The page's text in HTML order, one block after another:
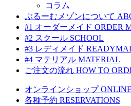
コラム
ぶるーむメゾンについて
#1 オーダーメイド ORDER
#2 スクール SCHOOL
#3 レディメイド
#4 マテリアル MATERIAL
ご注文の流れ HOW TO
オンラインショップ
各種予約 RESERVATIONS